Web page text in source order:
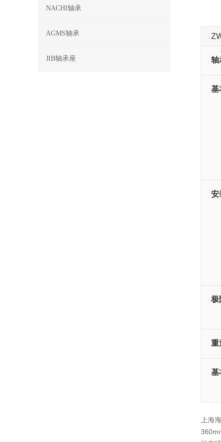
轴
基
安
极
重
基
上海
NACHI轴承
AGMS轴承
JIB轴承座